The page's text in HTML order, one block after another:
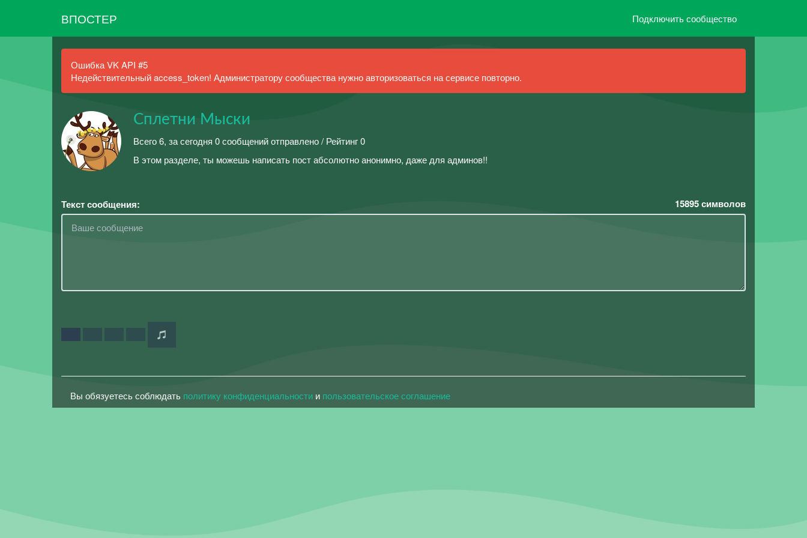
ВПОСТЕР Подключить сообщество
Ошибка VK API #5
Недействительный access_token! Администратору сообщества нужно авторизоваться на сервисе повторно.
Сплетни Мыски
Всего 6, за сегодня 0 сообщений отправлено / Рейтинг 0
В этом разделе, ты можешь написать пост абсолютно анонимно, даже для админов!!
Текст сообщения: 15895символов
Вы обязуетесь соблюдать политику конфиденциальности и пользовательское соглашение